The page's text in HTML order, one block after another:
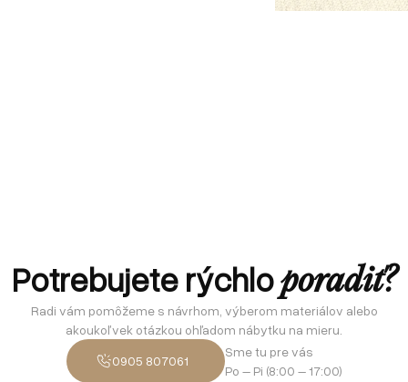
Potrebujete rýchloporadiť?
Radi vám pomôžeme s návrhom, výberom materiálov alebo
akoukoľvek otázkou ohľadom nábytku na mieru.
0905 807061
Sme tu pre vás
Po – Pi (8:00 – 17:00)